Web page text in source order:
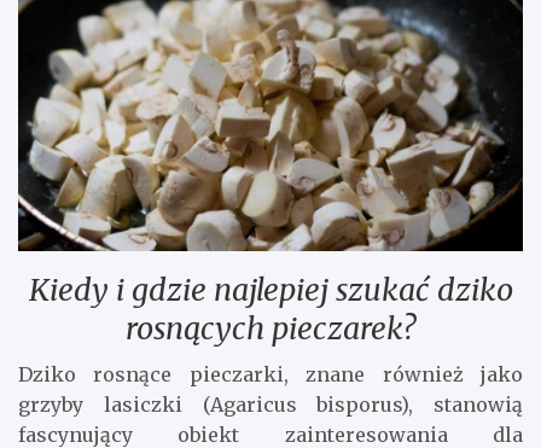
Kiedy i gdzie najlepiej szukać dziko
rosnących pieczarek?
Dziko rosnące pieczarki, znane również jako
grzyby lasiczki (Agaricus bisporus), stanowią
fascynujący obiekt zainteresowania dla